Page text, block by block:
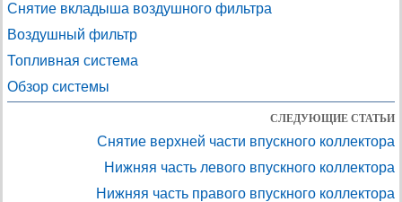
Снятие вкладыша воздушного фильтра
Воздушный фильтр
Топливная система
Обзор системы
СЛЕДУЮЩИЕ СТАТЬИ
Снятие верхней части впускного коллектора
Нижняя часть левого впускного коллектора
Нижняя часть правого впускного коллектора